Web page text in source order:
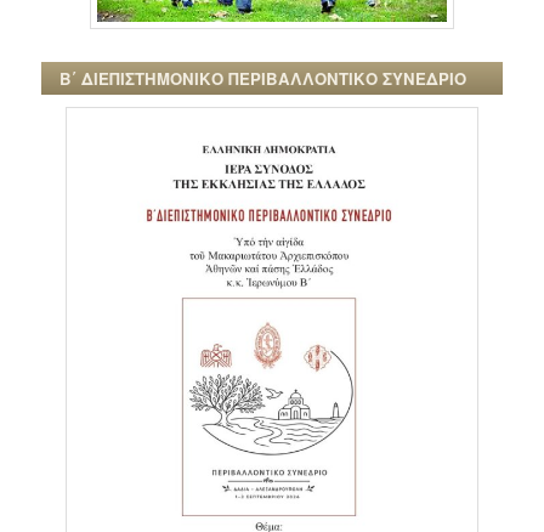
Β΄ ΔΙΕΠΙΣΤΗΜΟΝΙΚΟ ΠΕΡΙΒΑΛΛΟΝΤΙΚΟ ΣΥΝΕΔΡΙΟ